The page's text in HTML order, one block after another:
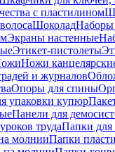
с пластилином
ШоколадНаборы
Экраны настенные
Этикет-пистолеты
Ножи
и журналов
Опоры для спины
упаковки купюр
Панели для
трудаПапки для
молнииПапки